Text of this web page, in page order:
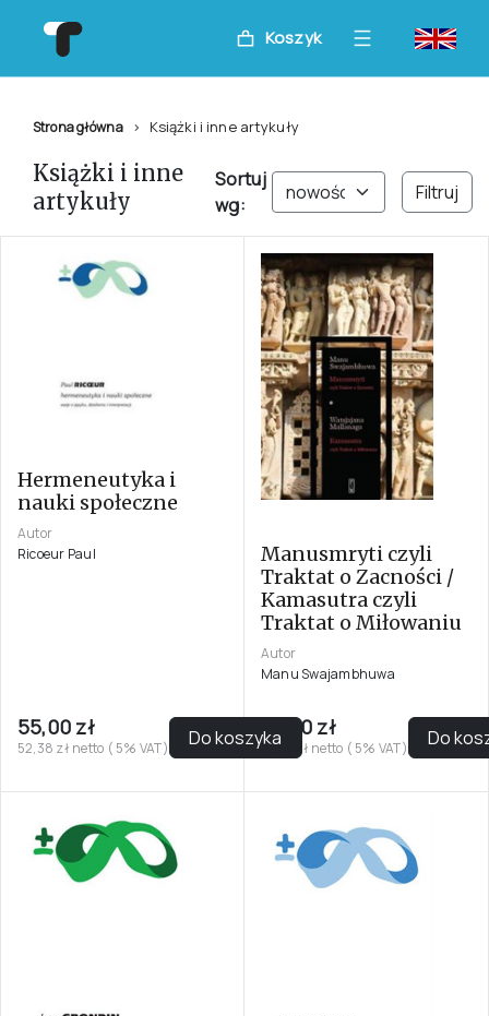
Koszyk
Strona główna Książki i inne artykuły
Książki i inne
artykuły
Sortuj
wg:
Filtruj
Hermeneutyka i
nauki społeczne
Autor
Ricoeur Paul
55,00 zł
52,38 zł netto ( 5% VAT) Do koszyka
Manusmryti czyli
Traktat o Zacności /
Kamasutra czyli
Traktat o Miłowaniu
Autor
Manu Swajambhuwa
75,00 zł
71,43 zł netto ( 5% VAT) Do